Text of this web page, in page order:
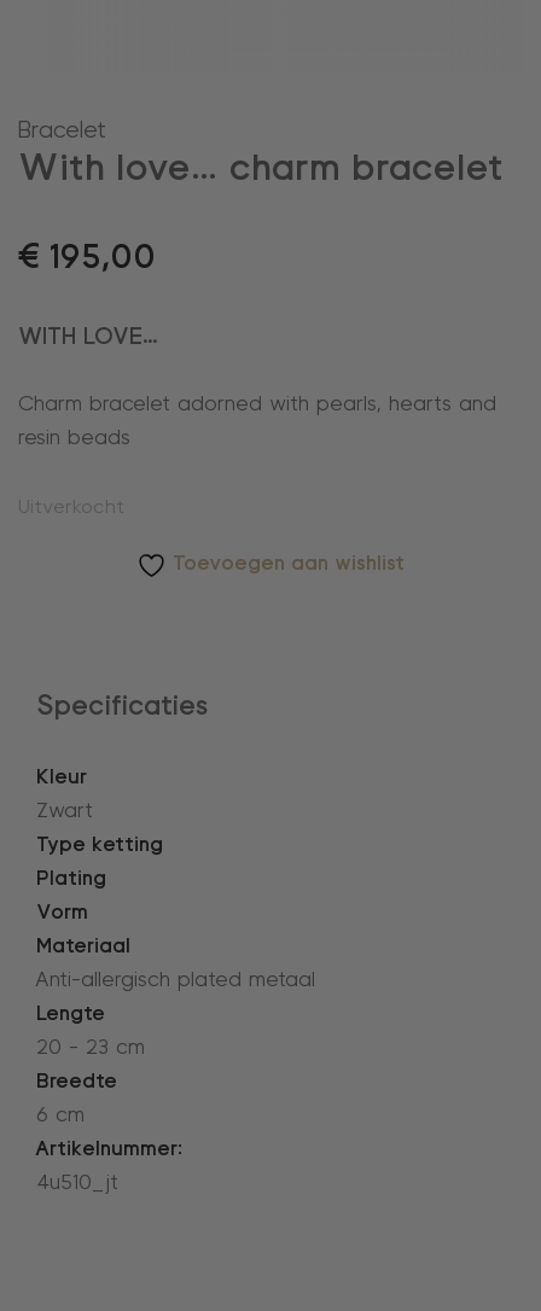
Bracelet
With love… charm bracelet
€ 195,00
WITH LOVE…
Charm bracelet adorned with pearls, hearts and
resin beads
Uitverkocht
Toevoegen aan wishlist
Specificaties
Kleur
Zwart
Type ketting
Plating
Vorm
Materiaal
Anti-allergisch plated metaal
Lengte
20 - 23 cm
Breedte
6 cm
Artikelnummer:
4u510_jt